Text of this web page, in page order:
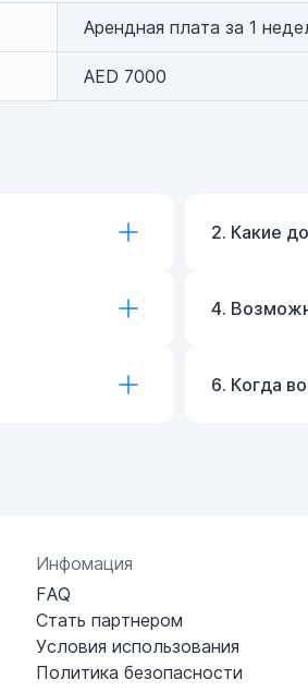
Арендная плата за 1
AED 7000
2. Какие
4.
6. Когда
Инфомация
FAQ
Стать партнером
Условия использования
Политика безопасности